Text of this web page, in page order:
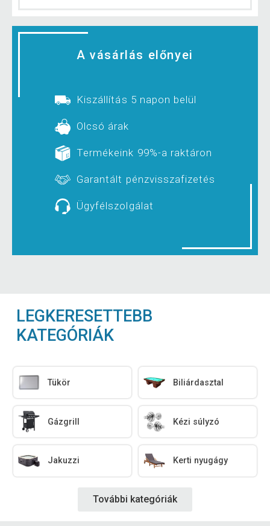
A vásárlás előnyei
Kiszállítás 5 napon belül
Olcsó árak
Termékeink 99%-a raktáron
Garantált pénzvisszafizetés
Ügyfélszolgálat
LEGKERESETTEBB
KATEGÓRIÁK
Tükör Biliárdasztal
Gázgrill Kézi súlyzó
Jakuzzi Kerti nyugágy
További kategóriák